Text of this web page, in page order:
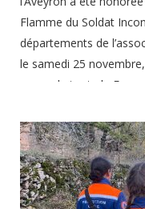
Flamme du Soldat
départements de
le samedi 25
venus de toute la
fièrement notre
cette cérémonie
nous permet d’affirmer
solidarité, de fraternité